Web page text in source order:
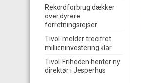
Rekordforbrug dækker
over dyrere
forretningsrejser
Tivoli melder trecifret
millioninvestering klar
Tivoli Friheden henter ny
direktør i Jesperhus